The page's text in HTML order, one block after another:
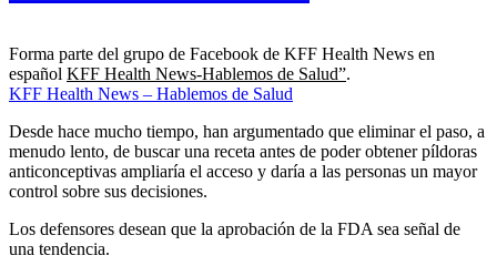
Forma parte del grupo de Facebook de KFF Health News en
español KFF Health News-Hablemos de Salud”.
KFF Health News – Hablemos de Salud
Desde hace mucho tiempo, han argumentado que eliminar el paso, a
menudo lento, de buscar una receta antes de poder obtener píldoras
anticonceptivas ampliaría el acceso y daría a las personas un mayor
control sobre sus decisiones.
Los defensores desean que la aprobación de la FDA sea señal de
una tendencia.